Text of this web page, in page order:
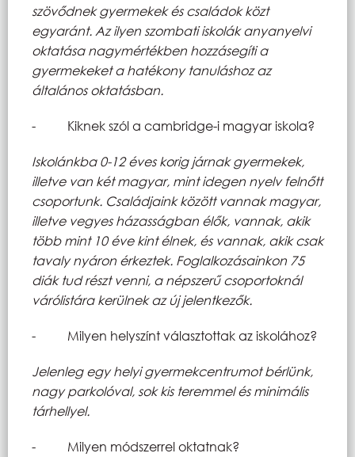
szövődnek gyermekek és családok közt
egyaránt. Az ilyen szombati iskolák anyanyelvi
oktatása nagymértékben hozzásegíti a
gyermekeket a hatékony tanuláshoz az
általános oktatásban.
- Kiknek szól a cambridge-i magyar iskola?
Iskolánkba 0-12 éves korig járnak gyermekek,
illetve van két magyar, mint idegen nyelv felnőtt
csoportunk. Családjaink között vannak magyar,
illetve vegyes házasságban élők, vannak, akik
több mint 10 éve kint élnek, és vannak, akik csak
tavaly nyáron érkeztek. Foglalkozásainkon 75
diák tud részt venni, a népszerű csoportoknál
várólistára kerülnek az új jelentkezők.
- Milyen helyszínt választottak az iskolához?
Jelenleg egy helyi gyermekcentrumot bérlünk,
nagy parkolóval, sok kis teremmel és minimális
tárhellyel.
- Milyen módszerrel oktatnak?